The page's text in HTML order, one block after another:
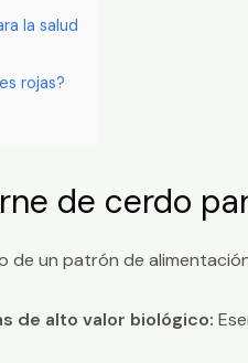
la salud
rojas?
de cerdo
de un patrón de
de alto valor biológico: